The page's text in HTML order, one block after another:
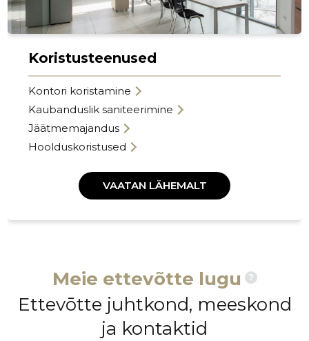
Koristusteenused
Kontori koristamine
Kaubanduslik saniteerimine
Jäätmemajandus
Hoolduskoristused
VAATAN LÄHEMALT
Meie ettevõtte lugu ?
Ettevōtte juhtkond, meeskond
ja kontaktid